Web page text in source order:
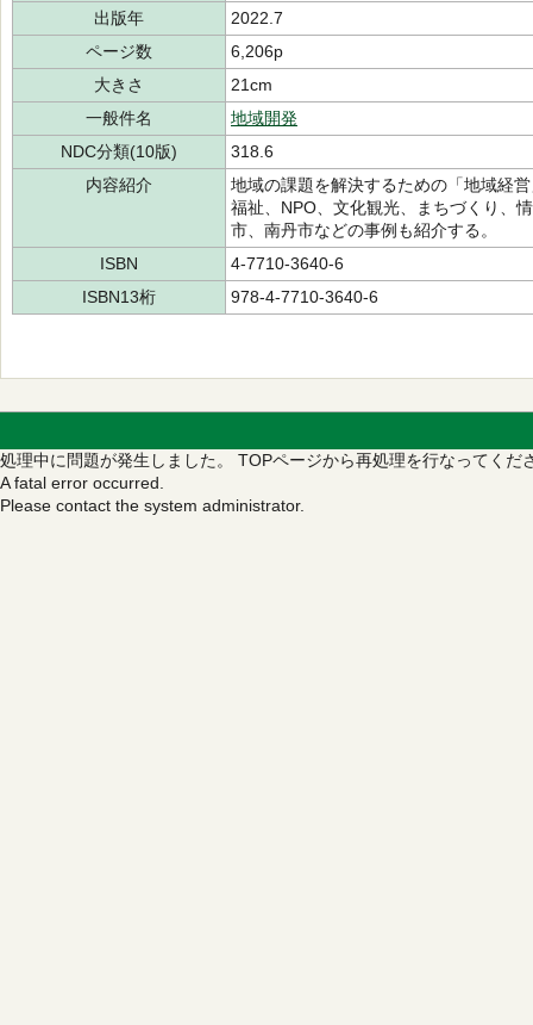
出版年
2022.7
ページ数
6,206p
大きさ
21cm
一般件名
地域開発
NDC分類(10版)
318.6
内容紹介
地域の課題を解決するための「地域経
福祉、NPO、文化観光、まちづくり、
市、南丹市などの事例も紹介する。
ISBN
4-7710-3640-6
ISBN13桁
978-4-7710-3640-6
処理中に問題が発生しました。 TOPページから再処理を行なってくだ
A fatal error occurred.
Please contact the system administrator.